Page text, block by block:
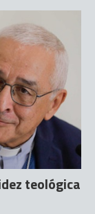
teológica